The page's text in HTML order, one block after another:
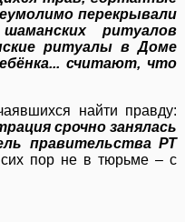
перекрывали
ритуалов
ритуалы в Доме
считают, что
найти правду:
срочно занялась
правительства РТ
пор не в тюрьме – с